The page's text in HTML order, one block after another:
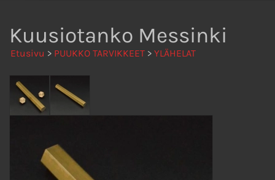
Kuusiotanko Messinki
Etusivu > PUUKKO TARVIKKEET > YLÄHELAT